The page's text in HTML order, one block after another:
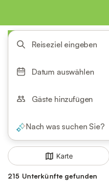
Reiseziel eingeben
Datum auswählen
Gäste hinzufügen
Nach was suchen Sie?
Karte
215 Unterkünfte gefunden